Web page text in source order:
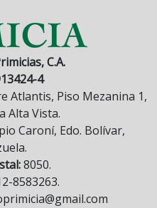
C.A.
4
Atlantis, Piso Mezanina 1,
Alta Vista.
Caroní, Edo. Bolívar,
8050.
8583263.